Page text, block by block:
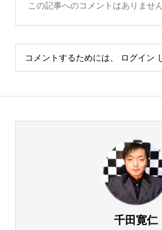
この記事へのコメントはありません
コメントするためには、 ログイン
千田寛仁